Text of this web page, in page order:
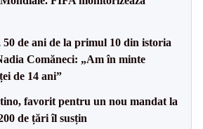
50 de ani de la primul 10 din istoria
Comăneci: „Am în minte
de 14 ani”
favorit pentru un nou mandat la
de țări îl susțin